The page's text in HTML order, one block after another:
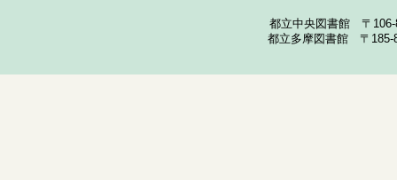
都立中央図書館 〒
都立多摩図書館 〒185-